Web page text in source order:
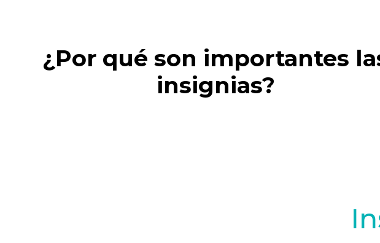
¿Por qué son importantes
insignias?